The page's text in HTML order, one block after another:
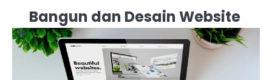
Bangun dan Desain Website